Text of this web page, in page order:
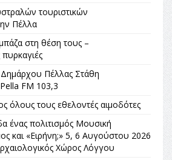
τουριστικών
Πέλλα
στη θέση τους –
Πέλλας Στάθη
FM 103,3
όλους τους εθελοντές αιμοδότες
ένας πολιτισμός Μουσική
και «Ειρήνη;» 5, 6 Αυγούστου 2026
Χώρος Λόγγου